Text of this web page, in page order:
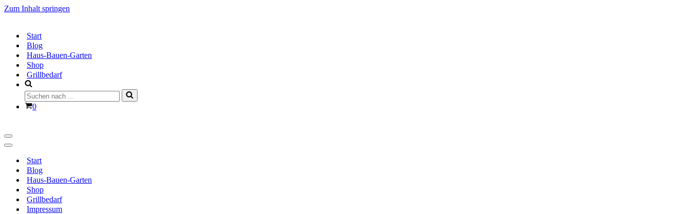
Zum Inhalt springen
Start
Blog
Haus-Bauen-Garten
Shop
Grillbedarf
Suchen
nach …
Warenkorb
0
Navigationsmenü
Navigationsmenü
Start
Blog
Haus-Bauen-Garten
Shop
Grillbedarf
Impressum